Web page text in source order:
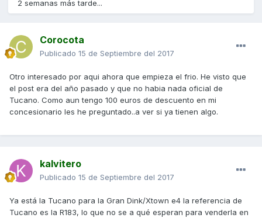
2 semanas más tarde...
Corocota
Publicado 15 de Septiembre del 2017
Otro interesado por aqui ahora que empieza el frio. He visto que
el post era del año pasado y que no habia nada oficial de
Tucano. Como aun tengo 100 euros de descuento en mi
concesionario les he preguntado..a ver si ya tienen algo.
kalvitero
Publicado 15 de Septiembre del 2017
Ya está la Tucano para la Gran Dink/Xtown e4 la referencia de
Tucano es la R183, lo que no se a qué esperan para venderla en